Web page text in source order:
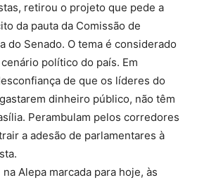
retirou o projeto que pede a
da pauta da Comissão de
do Senado. O tema é considerado
político do país. Em
de que os líderes do
dinheiro público, não têm
Perambulam pelos corredores
a adesão de parlamentares à
Alepa marcada para hoje, às